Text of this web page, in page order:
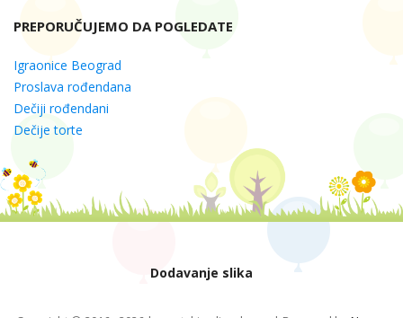
PREPORUČUJEMO DA POGLEDATE
Igraonice Beograd
Proslava rođendana
Dečiji rođendani
Dečije torte
Dodavanje slika